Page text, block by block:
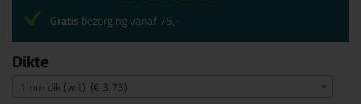
Dikte
1mm dik (wit) (€ 3,73)
Gratisbezorging vanaf 75,-